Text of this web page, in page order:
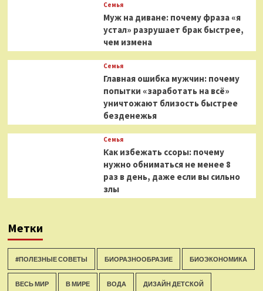
Семья
Муж на диване: почему фраза «я
устал» разрушает брак быстрее,
чем измена
Семья
Главная ошибка мужчин: почему
попытки «заработать на всё»
уничтожают близость быстрее
безденежья
Семья
Как избежать ссоры: почему
нужно обниматься не менее 8
раз в день, даже если вы сильно
злы
Метки
#ПОЛЕЗНЫЕ СОВЕТЫ БИОРАЗНООБРАЗИЕ БИОЭКОНОМИКА
ВЕСЬ МИР В МИРЕ ВОДА ДИЗАЙН ДЕТСКОЙ